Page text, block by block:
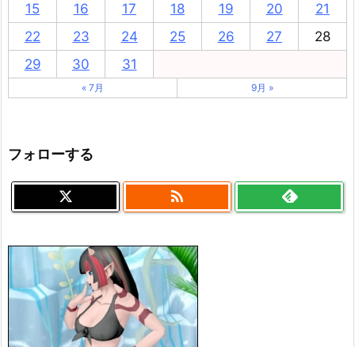
15
16 17 18 19 20
21
22
23 24 25 26 27
28
29
30 31
« 7月 9月 »
フォローする
